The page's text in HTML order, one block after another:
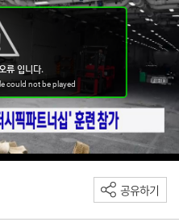
공유하기